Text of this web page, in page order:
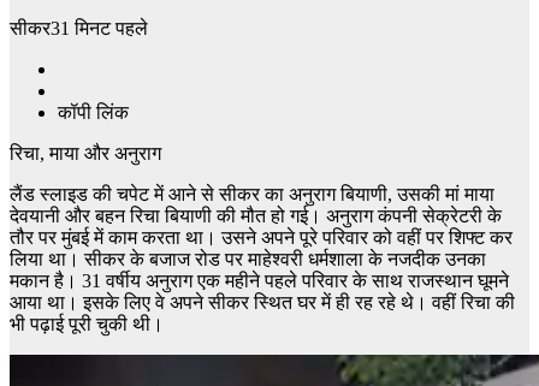
सीकर31 मिनट पहले
कॉपी लिंक
रिचा, माया और अनुराग
लैंड स्लाइड की चपेट में आने से सीकर का अनुराग बियाणी, उसकी मां माया
देवयानी और बहन रिचा बियाणी की मौत हो गई। अनुराग कंपनी सेक्रेटरी के
तौर पर मुंबई में काम करता था। उसने अपने पूरे परिवार को वहीं पर शिफ्ट कर
लिया था। सीकर के बजाज रोड पर माहेश्वरी धर्मशाला के नजदीक उनका
मकान है। 31 वर्षीय अनुराग एक महीने पहले परिवार के साथ राजस्थान घूमने
आया था। इसके लिए वे अपने सीकर स्थित घर में ही रह रहे थे। वहीं रिचा की
भी पढ़ाई पूरी चुकी थी।